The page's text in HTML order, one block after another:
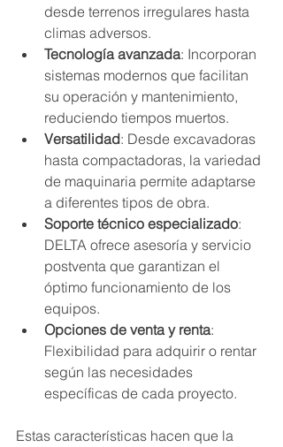
desde terrenos irregulares hasta
climas adversos.
Tecnología avanzada: Incorporan
sistemas modernos que facilitan
su operación y mantenimiento,
reduciendo tiempos muertos.
Versatilidad: Desde excavadoras
hasta compactadoras, la variedad
de maquinaria permite adaptarse
a diferentes tipos de obra.
Soporte técnico especializado:
DELTA ofrece asesoría y servicio
postventa que garantizan el
óptimo funcionamiento de los
equipos.
Opciones de venta y renta:
Flexibilidad para adquirir o rentar
según las necesidades
específicas de cada proyecto.
Estas características hacen que la